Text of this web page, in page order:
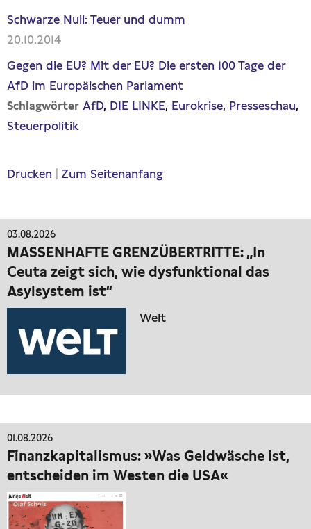
Schwarze Null: Teuer und dumm
20.10.2014
Gegen die EU? Mit der EU? Die ersten 100 Tage der
AfD im Europäischen Parlament
Schlagwörter AfD DIE LINKE Eurokrise Presseschau
Steuerpolitik
Drucken Zum Seitenanfang
03.08.2026
MASSENHAFTE GRENZÜBERTRITTE: „In
Ceuta zeigt sich, wie dysfunktional das
Asylsystem ist“
Welt
01.08.2026
Finanzkapitalismus: »Was Geldwäsche ist,
entscheiden im Westen die USA«